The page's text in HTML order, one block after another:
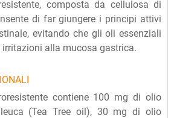
composta da cellulosa di
di far giungere i principi attivi
evitando che gli oli essenziali
irritazioni alla mucosa gastrica.
contiene 100 mg di olio
(Tea Tree oil), 30 mg di olio